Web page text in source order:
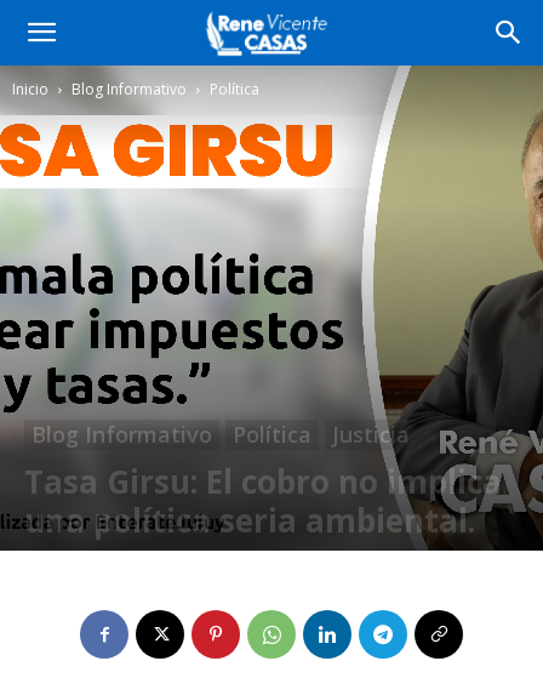
Inicio Blog Informativo Política
Blog Informativo Política Justicia
Tasa Girsu: El cobro no implica
una política seria ambiental.